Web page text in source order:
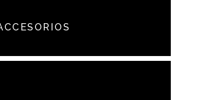
tipo y diferentes usos